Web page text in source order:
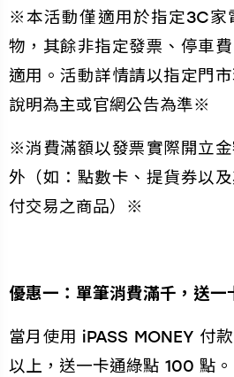
※本活動僅適用於指定3C家
物，其餘非指定發票、停車
適用。活動詳情請以指定門
說明為主或官網公告為準※
※消費滿額以發票實際開立
外（如：點數卡、提貨券以
付交易之商品）※
優惠一：單筆消費滿千，送
當月使用 iPASS MONEY 付
以上，送一卡通綠點 100 點。